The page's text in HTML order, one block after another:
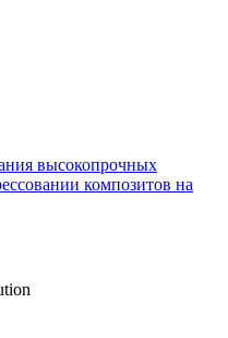
высокопрочных
композитов на